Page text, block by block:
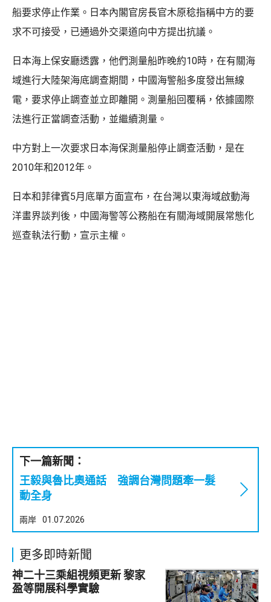
船要求停止作業。日本內閣官房長官木原稔指稱中方的要
求不可接受，已通過外交渠道向中方提出抗議。
日本海上保安廳透露，他們測量船昨晚約10時，在有關海
域進行大陸架海底調查期間，中國海警船多度發出無線
電，要求停止調查並立即離開。測量船回覆稱，依據國際
法進行正當調查活動，並繼續測量。
中方對上一次要求日本海保測量船停止調查活動，是在
2010年和2012年。
日本和菲律賓5月底單方面宣布，在台灣以東海域啟動海
洋畫界談判後，中國海警等公務船在有關海域開展常態化
巡查執法行動，宣示主權。
下一篇新聞：
王毅與魯比奧通話 強調台灣問題牽一髮
動全身
兩岸 01.07.2026
更多即時新聞
神二十三乘組視頻更新 黎家
盈等開展科學實驗